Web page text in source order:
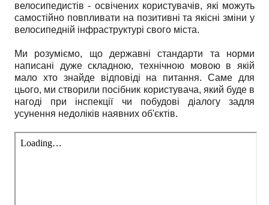
велосипедистів - освічених користувачів, які можуть
самостійно повпливати на позитивні та якісні зміни у
велосипедній інфраструктурі свого міста.
Ми розуміємо, що державні стандарти та норми
написані дуже складною, технічною мовою в якій
мало хто знайде відповіді на питання. Саме для
цього, ми створили посібник користувача, який буде в
нагоді при інспекції чи побудові діалогу задля
усунення недоліків наявних об'єктів.